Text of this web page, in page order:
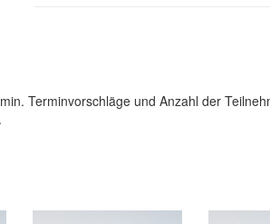
Terminvorschläge und Anzahl der